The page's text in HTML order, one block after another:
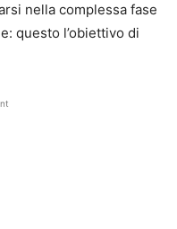
nella complessa fase
questo l’obiettivo di